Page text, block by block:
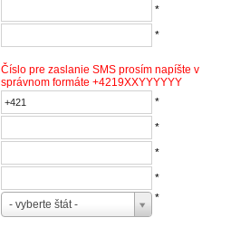
*
*
Číslo pre zaslanie SMS prosím napíšte v
správnom formáte +4219XXYYYYYY
*
*
*
*
- vyberte štát - *